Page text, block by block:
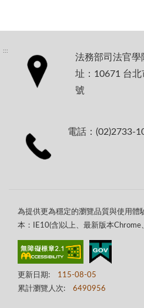
:::
法務部司法官學
址：10671 台北
號
電話：(02)2733-
為提供更為穩定的瀏覽品質與使用體
本：IE10(含)以上、最新版本Chrome
更新日期:
115-08-05
累計瀏覽人次:
6490956